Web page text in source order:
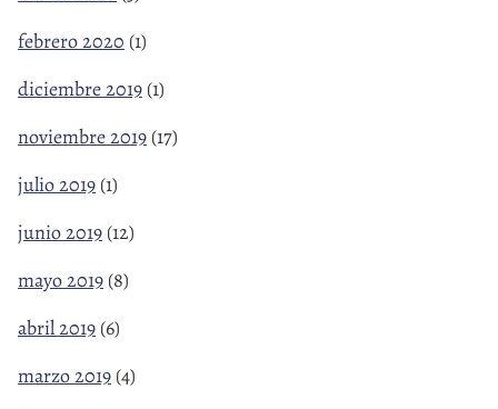
febrero 2020 (1)
diciembre 2019 (1)
noviembre 2019 (17)
julio 2019 (1)
junio 2019 (12)
mayo 2019 (8)
abril 2019 (6)
marzo 2019 (4)